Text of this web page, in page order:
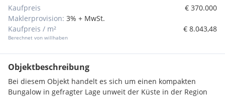
Kaufpreis
€ 370.000
Maklerprovision: 3% + MwSt.
Kaufpreis / m²
Berechnet von willhaben
€ 8.043,48
Objektbeschreibung
Bei diesem Objekt handelt es sich um einen kompakten
Bungalow in gefragter Lage unweit der Küste in der Region